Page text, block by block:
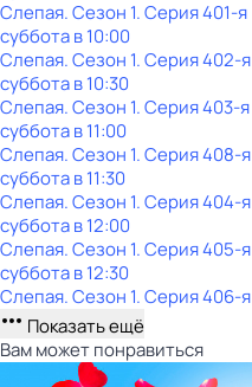
Слепая. Сезон 1. Серия 401-я
субботав10:00
Слепая. Сезон 1. Серия 402-я
субботав10:30
Слепая. Сезон 1. Серия 403-я
субботав11:00
Слепая. Сезон 1. Серия 408-я
субботав11:30
Слепая. Сезон 1. Серия 404-я
субботав12:00
Слепая. Сезон 1. Серия 405-я
субботав12:30
Слепая. Сезон 1. Серия 406-я
Показать ещё
Вам может понравиться